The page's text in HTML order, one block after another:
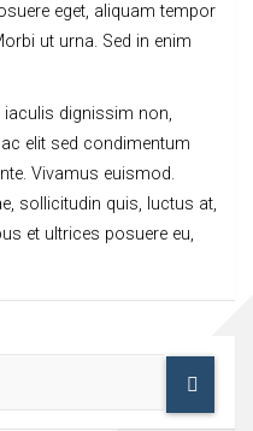
eget, aliquam tempor
ut urna. Sed in enim
dignissim non,
elit sed condimentum
Vivamus euismod.
sollicitudin quis, luctus at,
et ultrices posuere eu,